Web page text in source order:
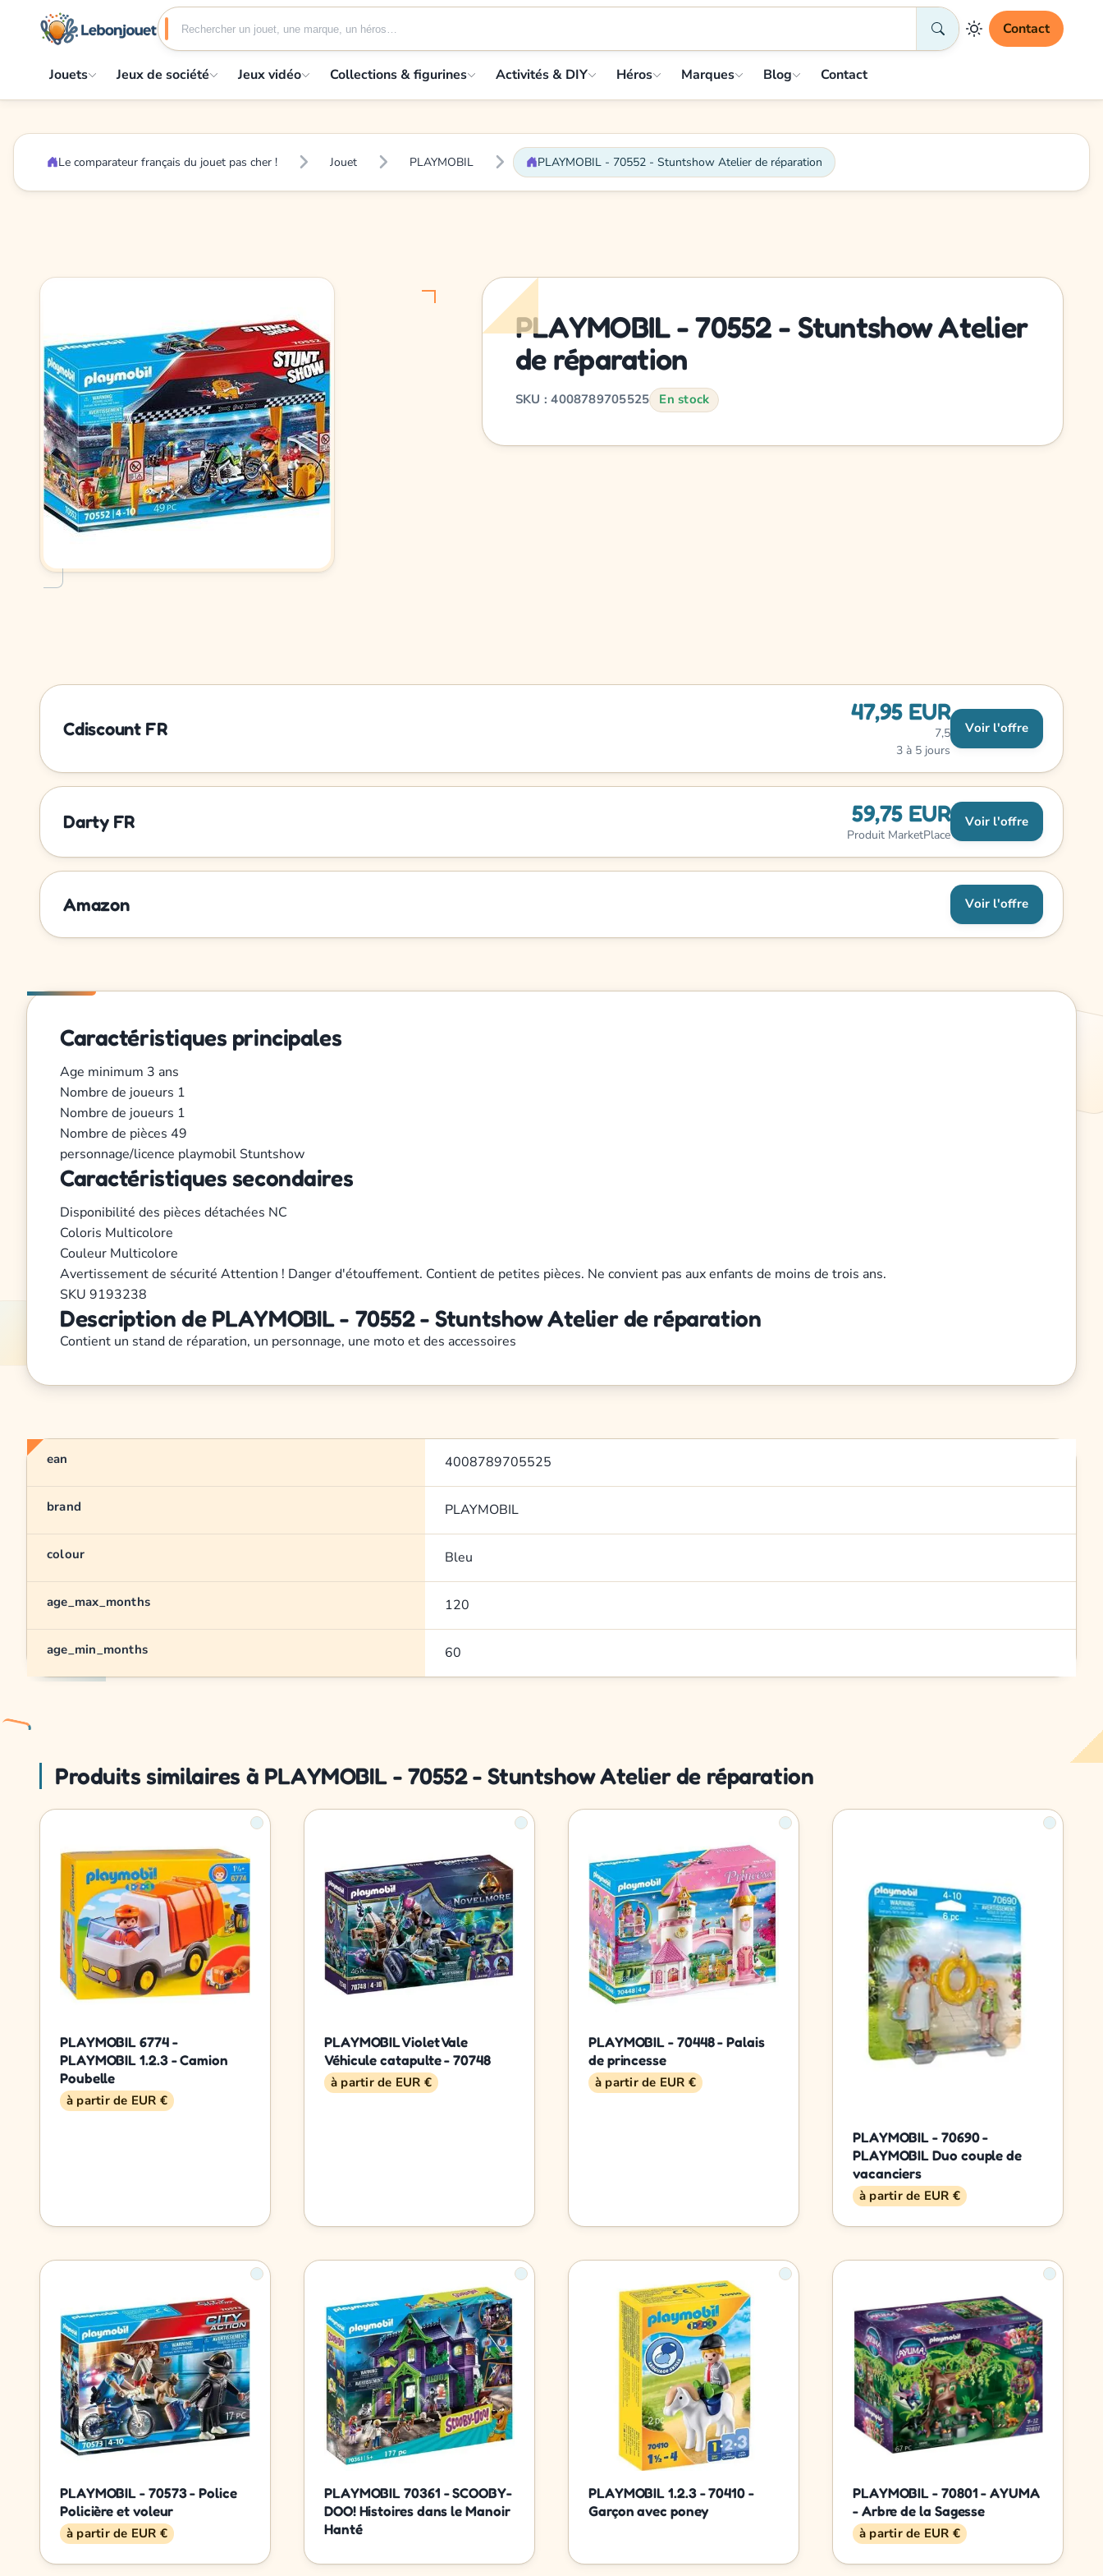
Contact
Jouets Jeux de société Jeux vidéo Collections & figurines Activités & DIY Héros Marques Blog Contact
Le comparateur français du jouet pas cher ! Jouet PLAYMOBIL PLAYMOBIL - 70552 - Stuntshow Atelier de réparation
PLAYMOBIL - 70552 - Stuntshow Atelier
de réparation
SKU : 4008789705525 En stock
Cdiscount FR
47,95 EUR
7,5
3 à 5 jours
Voir l'offre
Darty FR 59,75 EUR
Produit MarketPlace
Voir l'offre
Amazon Voir l'offre
Caractéristiques principales
Age minimum 3 ans
Nombre de joueurs 1
Nombre de joueurs 1
Nombre de pièces 49
personnage/licence playmobil Stuntshow
Caractéristiques secondaires
Disponibilité des pièces détachées NC
Coloris Multicolore
Couleur Multicolore
Avertissement de sécurité Attention ! Danger d'étouffement. Contient de petites pièces. Ne convient pas aux enfants de moins de trois ans.
SKU 9193238
Description de PLAYMOBIL - 70552 - Stuntshow Atelier de réparation
Contient un stand de réparation, un personnage, une moto et des accessoires
ean 4008789705525
brand PLAYMOBIL
colour Bleu
age_max_months 120
age_min_months 60
Produits similaires à PLAYMOBIL - 70552 - Stuntshow Atelier de réparation
PLAYMOBIL 6774 -
PLAYMOBIL 1.2.3 - Camion
Poubelle
à partir de EUR €
PLAYMOBIL Violet Vale
Véhicule catapulte - 70748
à partir de EUR €
PLAYMOBIL - 70448 - Palais
de princesse
à partir de EUR €
PLAYMOBIL - 70690 -
PLAYMOBIL Duo couple de
vacanciers
à partir de EUR €
PLAYMOBIL - 70573 - Police
Policière et voleur
à partir de EUR €
PLAYMOBIL 70361 - SCOOBY-
DOO! Histoires dans le Manoir
Hanté
PLAYMOBIL 1.2.3 - 70410 -
Garçon avec poney
PLAYMOBIL - 70801 - AYUMA
- Arbre de la Sagesse
à partir de EUR €